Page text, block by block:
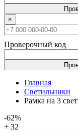
×
Проверочный код
Главная
Светильники
Рамка на 3
-62%
+ 32